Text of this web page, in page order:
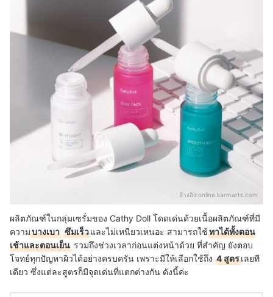
อ้างอิง:online.karmarts.com
ผลิตภัณฑ์ในกลุ่มเซรั่มของ Cathy Doll โดดเด่นด้วยเนื้อผลิตภัณฑ์ที่มี
ความบางเบา ซึมเร็วและไม่เหนียวเหนอะ สามารถใช้ทาได้ทั้งตอน
เช้าและตอนเย็น รวมถึงช่วงเวลาก่อนแต่งหน้าด้วย ที่สำคัญ ยังตอบ
โจทย์ทุกปัญหาผิวได้อย่างครบครัน เพราะมีให้เลือกใช้ถึง 4 สูตรเลยที
เดียว ซึ่งแต่ละสูตรก็มีจุดเด่นที่แตกต่างกัน ดังนี้ค่ะ